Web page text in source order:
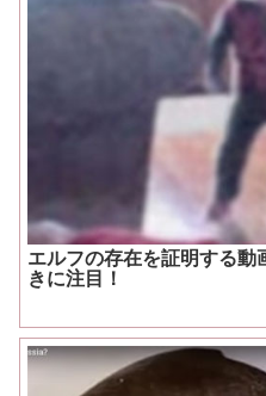
エルフの存在を証明する動
きに注目！